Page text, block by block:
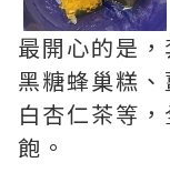
最開心的是，
黑糖蜂巢糕
白杏仁茶等
飽。